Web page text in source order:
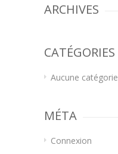
ARCHIVES
CATÉGORIES
Aucune catégorie
MÉTA
Connexion